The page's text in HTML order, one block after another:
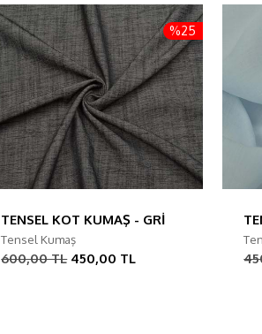
%25
TENSEL KOT KUMAŞ - GRİ
Tensel Kumaş
600,00 TL 450,00 TL